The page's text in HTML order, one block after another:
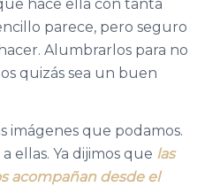
hace ella con tanta
parece, pero seguro
Alumbrarlos para no
quizás sea un buen
imágenes que podamos.
ellas. Ya dijimos que las
acompañan desde el